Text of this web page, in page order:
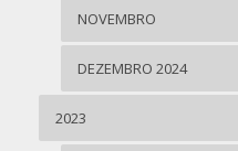
NOVEMBRO
DEZEMBRO 2024
2023